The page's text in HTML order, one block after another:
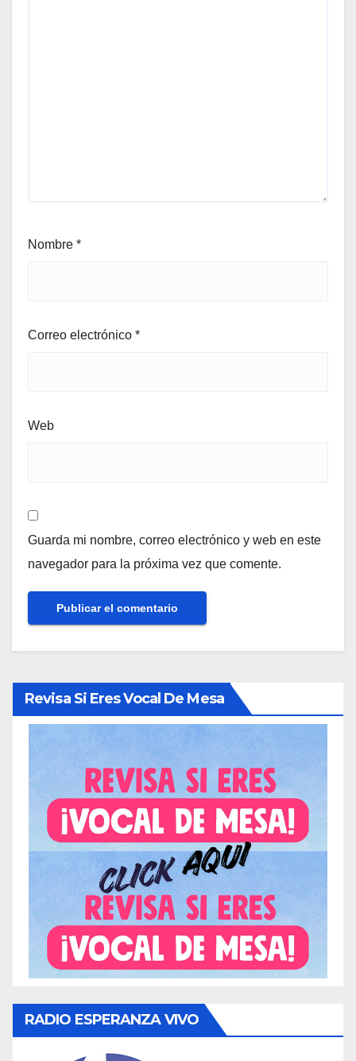
Nombre *
Correo electrónico *
Web
Guarda mi nombre, correo electrónico y web en este
navegador para la próxima vez que comente.
Revisa Si Eres Vocal De Mesa
RADIO ESPERANZA VIVO